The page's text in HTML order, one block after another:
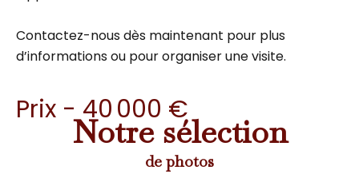
Contactez-nous dès maintenant pour plus
d’informations ou pour organiser une visite.
Prix - 40 000 €
Notre sélection
de photos